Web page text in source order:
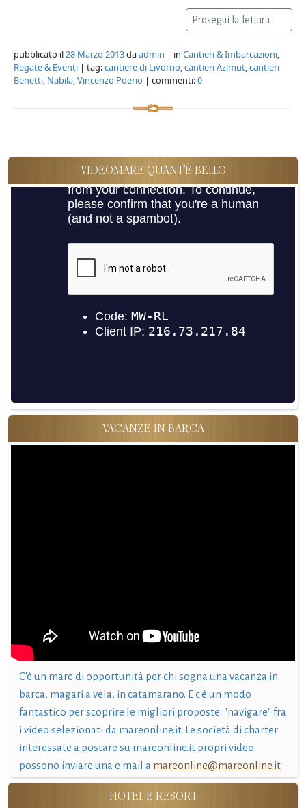
Prosegui la lettura
pubblicato il28 Marzo 2013daadmin | in Cantieri & Imbarcazioni,
Regate & Eventi | tag:cantiere di Livorno,cantieri Azimut,cantieri
Benetti, Nabila,Vincenzo Poerio | commenti:0
VIDEOMARE QUANT'È BELLO
VACANZE IN BARCA
C'è un mare di opportunità per chi sogna una vacanza in
barca, magari a vela, in catamarano. E c'è un modo
fantastico per scoprire le migliori proposte: "navigare" fra
i video selezionati da mareonline.it. Le società di charter
interessate a postare su mareonline.it propri video
possono inviare una e mail a mareonline@mareonline.it
HOTEL E RESORT